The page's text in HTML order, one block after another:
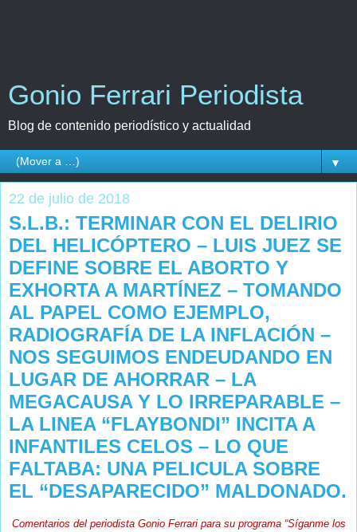
Gonio Ferrari Periodista
Blog de contenido periodístico y actualidad
▼
22 de julio de 2018
S.L.B.: TERMINAR CON EL DELIRIO
DEL HELICÓPTERO – LUIS JUEZ SE
DEFINE SOBRE EL ABORTO Y
EXHORTA A MARTÍNEZ – TOMANDO
AL PAPEL COMO EJEMPLO,
RADIOGRAFÍA DE LA INFLACIÓN –
NOS SEGUIMOS ENDEUDANDO EN
LUGAR DE AHORRAR – LA
MEGACAUSA Y LO IRREPARABLE –
LA LINEA “FLAYBONDI” INCITA A
INFANTILES CELOS – LO QUE
FALTABA: UNA PELICULA SOBRE
EL “DESAPARECIDO” MALDONADO.
Comentarios del periodista Gonio Ferrari para su programa “Síganme los